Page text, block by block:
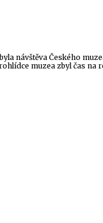
návštěva Českého
muzea zbyl čas na